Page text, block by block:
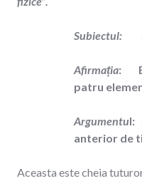
Subiectul:
Afirmația:
patru
Argumentul:
anterior de
Aceasta este cheia